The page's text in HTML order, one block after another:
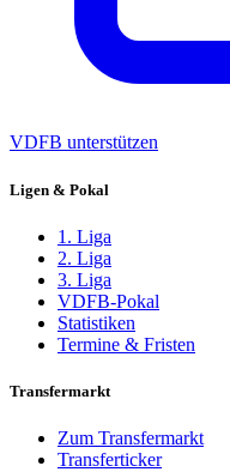
VDFB unterstützen
Ligen & Pokal
1. Liga
2. Liga
3. Liga
VDFB-Pokal
Statistiken
Termine & Fristen
Transfermarkt
Zum Transfermarkt
Transferticker